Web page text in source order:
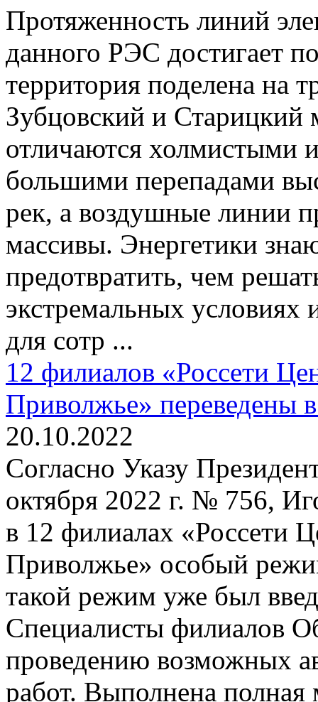
Протяженность линий
данного РЭС достигает
территория поделена на
Зубцовский и Старицкий
отличаются холмистыми
большими перепадами
рек, а воздушные линии
массивы. Энергетики
предотвратить, чем
экстремальных
для сотр ...
12 филиалов «Россети
Приволжье» переведены
20.10.2022
Согласно Указу
октября 2022 г. № 756,
в 12 филиалах «Россети
Приволжье» особый
такой режим уже был
Специалисты филиалов
проведению возможных
работ. Выполнена полная